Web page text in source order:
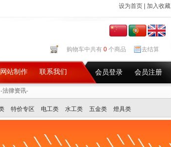
设为首页 加入收藏
网站制作 联系我们 会员登录 会员注册
-法律资讯-
特价专区 电工类 水工类 五金类 燈具类
购物车中共有 0 个商品 去结算